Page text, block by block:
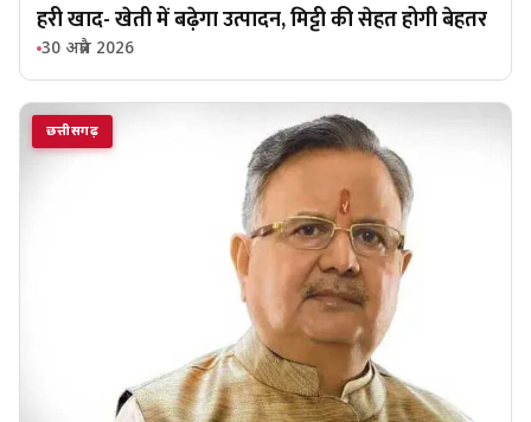
हरी खाद- खेती में बढ़ेगा उत्पादन, मिट्टी की सेहत होगी बेहतर
30 अप्रैल 2026
छत्तीसगढ़